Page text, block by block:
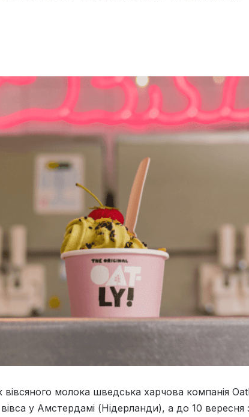
вівсяного молока шведська харчова компанія
у Амстердамі (Нідерланди), а до 10 вересня